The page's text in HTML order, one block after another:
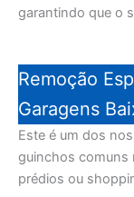
garantindo que o
Remoção
Garagens
Este é um dos
guinchos comuns
prédios ou